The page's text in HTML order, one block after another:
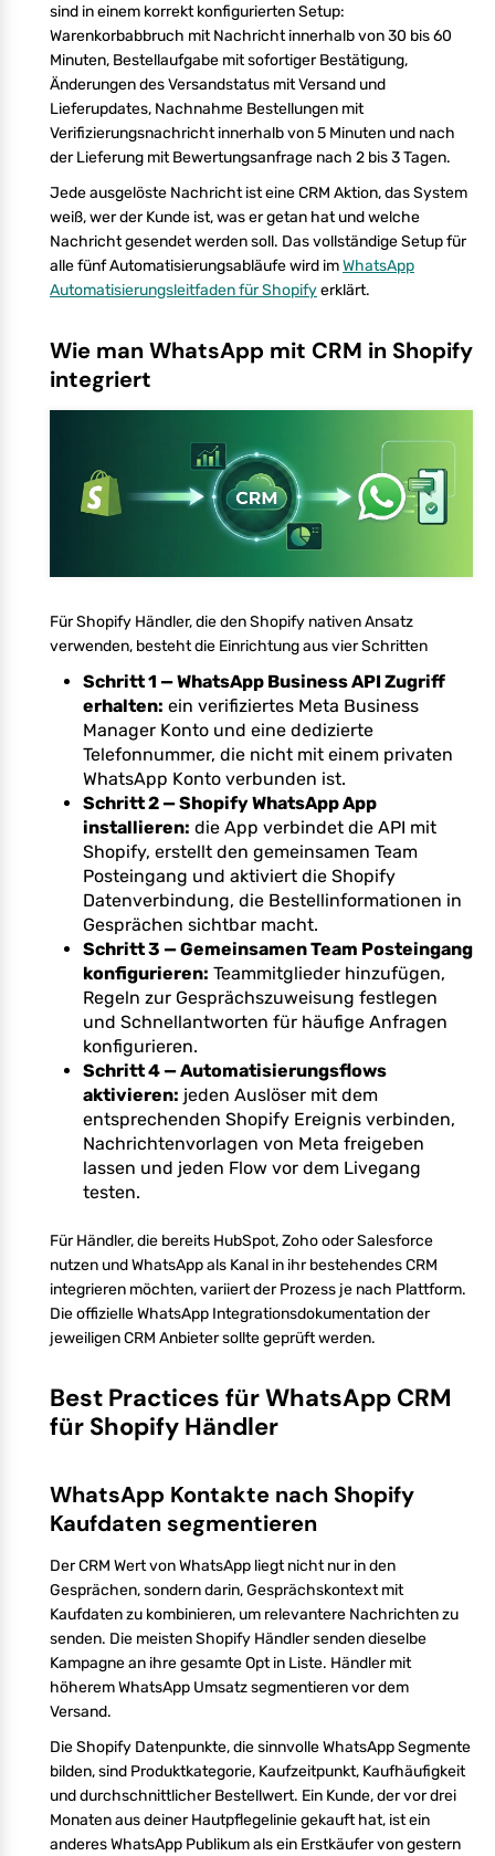
sind in einem korrekt konfigurierten Setup:
Warenkorbabbruch mit Nachricht innerhalb von 30 bis 60
Minuten, Bestellaufgabe mit sofortiger Bestätigung,
Änderungen des Versandstatus mit Versand und
Lieferupdates, Nachnahme Bestellungen mit
Verifizierungsnachricht innerhalb von 5 Minuten und nach
der Lieferung mit Bewertungsanfrage nach 2 bis 3 Tagen.
Jede ausgelöste Nachricht ist eine CRM Aktion, das System
weiß, wer der Kunde ist, was er getan hat und welche
Nachricht gesendet werden soll. Das vollständige Setup für
alle fünf Automatisierungsabläufe wird imWhatsApp
Automatisierungsleitfaden für Shopifyerklärt.
Wie man WhatsApp mit CRM in Shopify
integriert
Für Shopify Händler, die den Shopify nativen Ansatz
verwenden, besteht die Einrichtung aus vier Schritten
Schritt 1 — WhatsApp Business API Zugriff
erhalten: ein verifiziertes Meta Business
Manager Konto und eine dedizierte
Telefonnummer, die nicht mit einem privaten
WhatsApp Konto verbunden ist.
Schritt 2 — Shopify WhatsApp App
installieren: die App verbindet die API mit
Shopify, erstellt den gemeinsamen Team
Posteingang und aktiviert die Shopify
Datenverbindung, die Bestellinformationen in
Gesprächen sichtbar macht.
Schritt 3 — Gemeinsamen Team Posteingang
konfigurieren: Teammitglieder hinzufügen,
Regeln zur Gesprächszuweisung festlegen
und Schnellantworten für häufige Anfragen
konfigurieren.
Schritt 4 — Automatisierungsflows
aktivieren: jeden Auslöser mit dem
entsprechenden Shopify Ereignis verbinden,
Nachrichtenvorlagen von Meta freigeben
lassen und jeden Flow vor dem Livegang
testen.
Für Händler, die bereits HubSpot, Zoho oder Salesforce
nutzen und WhatsApp als Kanal in ihr bestehendes CRM
integrieren möchten, variiert der Prozess je nach Plattform.
Die offizielle WhatsApp Integrationsdokumentation der
jeweiligen CRM Anbieter sollte geprüft werden.
Best Practices für WhatsApp CRM
für Shopify Händler
WhatsApp Kontakte nach Shopify
Kaufdaten segmentieren
Der CRM Wert von WhatsApp liegt nicht nur in den
Gesprächen, sondern darin, Gesprächskontext mit
Kaufdaten zu kombinieren, um relevantere Nachrichten zu
senden. Die meisten Shopify Händler senden dieselbe
Kampagne an ihre gesamte Opt in Liste. Händler mit
höherem WhatsApp Umsatz segmentieren vor dem
Versand.
Die Shopify Datenpunkte, die sinnvolle WhatsApp Segmente
bilden, sind Produktkategorie, Kaufzeitpunkt, Kaufhäufigkeit
und durchschnittlicher Bestellwert. Ein Kunde, der vor drei
Monaten aus deiner Hautpflegelinie gekauft hat, ist ein
anderes WhatsApp Publikum als ein Erstkäufer von gestern